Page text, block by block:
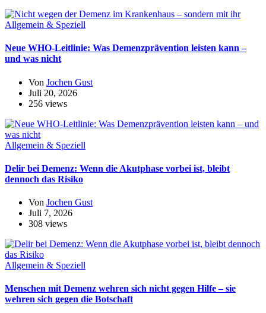
Allgemein & Speziell
Neue WHO-Leitlinie: Was Demenzprävention leisten kann –
und was nicht
Von Jochen Gust
Juli 20, 2026
256 views
Allgemein & Speziell
Delir bei Demenz: Wenn die Akutphase vorbei ist, bleibt
dennoch das Risiko
Von Jochen Gust
Juli 7, 2026
308 views
Allgemein & Speziell
Menschen mit Demenz wehren sich nicht gegen Hilfe – sie
wehren sich gegen die Botschaft